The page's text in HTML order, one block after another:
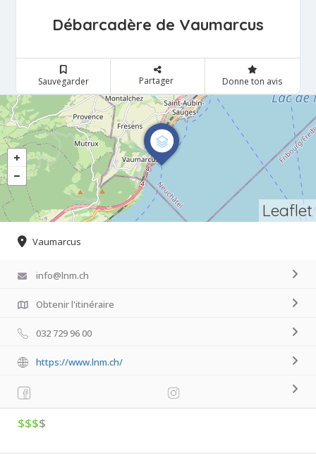
Débarcadère de Vaumarcus
Sauvegarder Partager Donne ton avis
Leaflet
Vaumarcus
info@lnm.ch
Obtenir l'itinéraire
032 729 96 00
https://www.lnm.ch/
$$$$